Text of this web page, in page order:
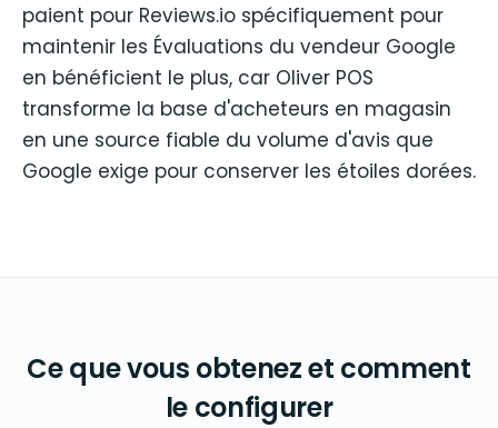
paient pour Reviews.io spécifiquement pour
maintenir les Évaluations du vendeur Google
en bénéficient le plus, car Oliver POS
transforme la base d'acheteurs en magasin
en une source fiable du volume d'avis que
Google exige pour conserver les étoiles dorées.
Ce que vous obtenez et comment
le configurer